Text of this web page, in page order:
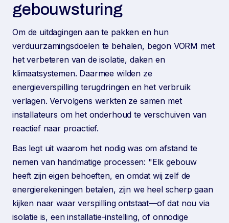
gebouwsturing
Om de uitdagingen aan te pakken en hun
verduurzamingsdoelen te behalen, begon VORM met
het verbeteren van de isolatie, daken en
klimaatsystemen. Daarmee wilden ze
energieverspilling terugdringen en het verbruik
verlagen. Vervolgens werkten ze samen met
installateurs om het onderhoud te verschuiven van
reactief naar proactief.
Bas legt uit waarom het nodig was om afstand te
nemen van handmatige processen: "Elk gebouw
heeft zijn eigen behoeften, en omdat wij zelf de
energierekeningen betalen, zijn we heel scherp gaan
kijken naar waar verspilling ontstaat—of dat nou via
isolatie is, een installatie-instelling, of onnodige